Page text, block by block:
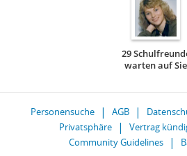
29
warten auf Sie
Personensuche AGB
Privatsphäre
Vertrag
Community Guidelines